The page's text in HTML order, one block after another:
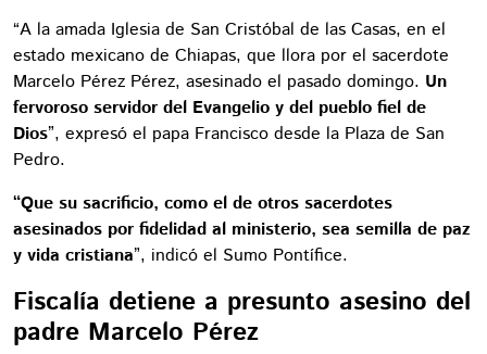
“A la amada Iglesia de San Cristóbal de las Casas, en el
estado mexicano de Chiapas, que llora por el sacerdote
Marcelo Pérez Pérez, asesinado el pasado domingo. Un
fervoroso servidor del Evangelio y del pueblo fiel de
Dios”, expresó el papa Francisco desde la Plaza de San
Pedro.
“Que su sacrificio, como el de otros sacerdotes
asesinados por fidelidad al ministerio, sea semilla de paz
y vida cristiana”, indicó el Sumo Pontífice.
Fiscalía detiene a presunto asesino del
padre Marcelo Pérez